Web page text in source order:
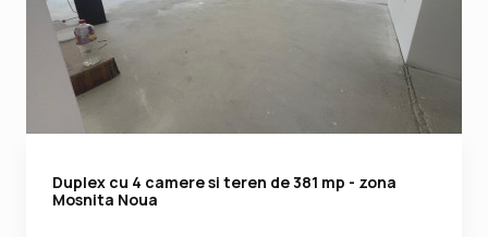
Duplex cu 4 camere si teren de 381 mp - zona
Mosnita Noua